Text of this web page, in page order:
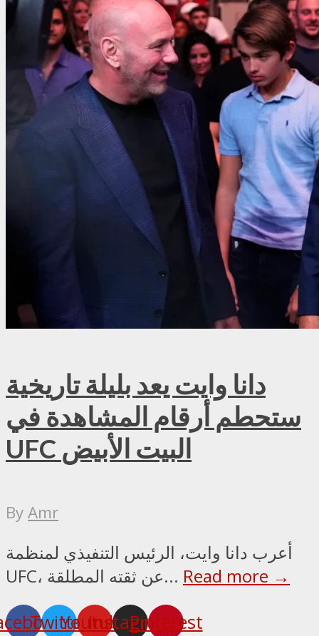
دانا وايت يعد بليلة تاريخية
ستحطم أرقام المشاهدة في
UFC البيت الأبيض
ByAmr
أعرب دانا وايت، الرئيس التنفيذي لمنظمة
UFC، عن ثقته المطلقة... Read more →
TwitterYoutube
Instagram
Pinterest